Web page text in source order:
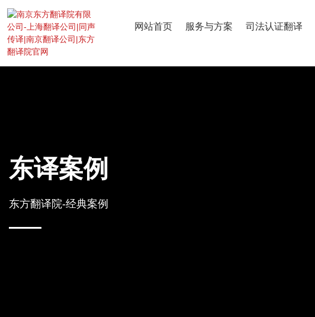
网站首页 服务与方案 司法认证翻译
东译案例
东方翻译院-经典案例